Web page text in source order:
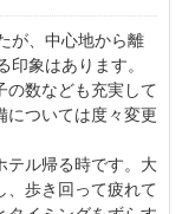
が、中心地から離
象はあります。
の数なども充実して
については度々変更
テル帰る時です。大
、歩き回って疲れて